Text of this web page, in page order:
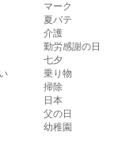
マーク
夏バテ
介護
勤労感謝の日
七夕
乗り物
掃除
日本
父の日
幼稚園